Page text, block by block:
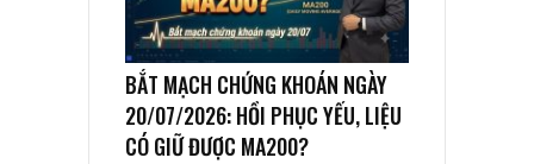
BẮT MẠCH CHỨNG KHOÁN NGÀY
20/07/2026: HỒI PHỤC YẾU, LIỆU
CÓ GIỮ ĐƯỢC MA200?